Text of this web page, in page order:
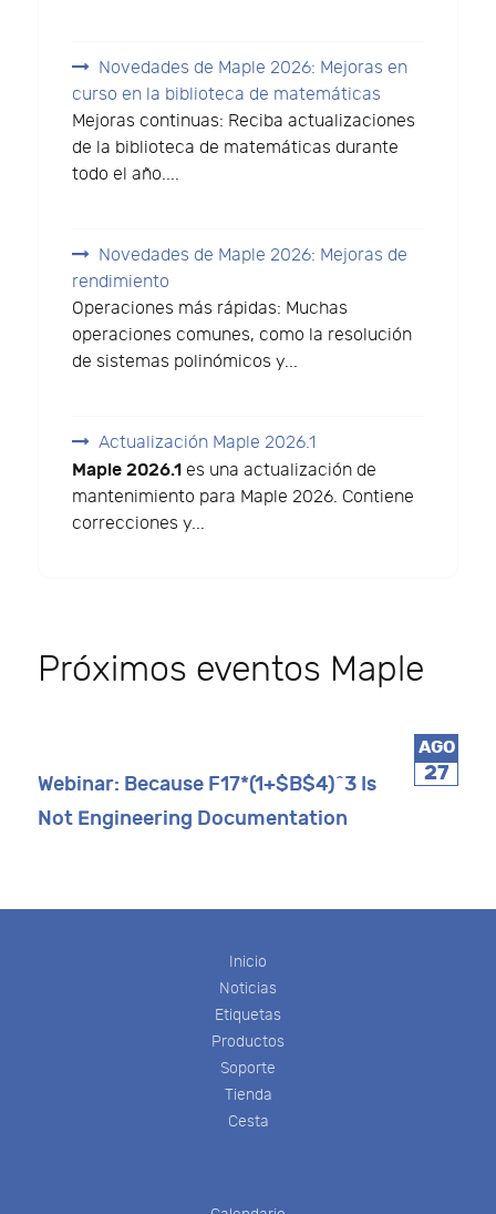
Novedades de Maple 2026: Mejoras en
curso en la biblioteca de matemáticas
Mejoras continuas: Reciba actualizaciones
de la biblioteca de matemáticas durante
todo el año....
Novedades de Maple 2026: Mejoras de
rendimiento
Operaciones más rápidas: Muchas
operaciones comunes, como la resolución
de sistemas polinómicos y...
Actualización Maple 2026.1
Maple 2026.1 es una actualización de
mantenimiento para Maple 2026. Contiene
correcciones y...
Próximos eventos Maple
AGO
27
Webinar: Because F17*(1+$B$4)^3 Is
Not Engineering Documentation
Inicio
Noticias
Etiquetas
Productos
Soporte
Tienda
Cesta